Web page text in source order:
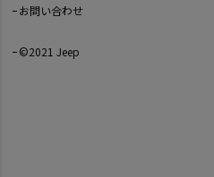
お問い合わせ
©2021 Jeep